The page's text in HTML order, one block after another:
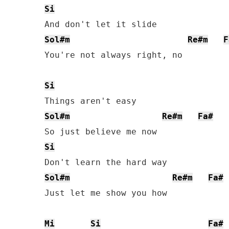
Si
Sol#m
Re#m
You're not always right, no
Si
Sol#m
Re#m
Fa#
Si
Sol#m
Re#m
Fa#
Just let me show you how
Mi Si Fa#